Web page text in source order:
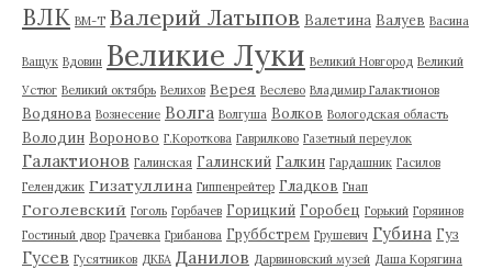
ВЛК ВМ-Т Валерий Латыпов Валетина Валуев Васина
Ващук Вдовин Великие Луки Великий Новгород Великий
Устюг Великий октябрь Велихов Верея Веслево Владимир Галактионов
Водянова Вознесение Волга Волгуша Волков Вологодская область
Володин Вороново Г.Короткова Гаврилково Газетный переулок
Галактионов Галинская Галинский Галкин Гардашник Гасилов
Геленджик Гизатуллина Гиппенрейтер Гладков Гнап
Гоголевский Гоголь Горбачев Горицкий Горобец Горький Горяинов
Гостиный двор Грачевка Грибанова Груббстрем Грушевич Губина Гуз
Гусев Гусятников ДКБА Данилов Дарвиновский музей Даша Корягина